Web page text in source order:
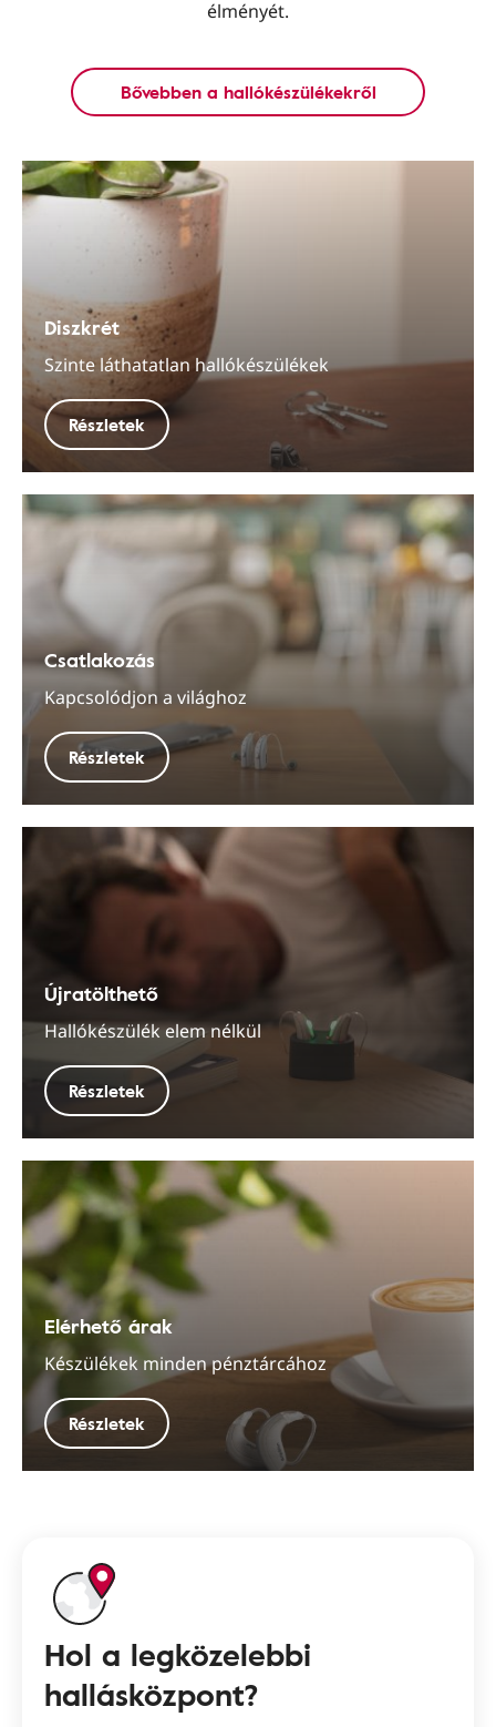
élményét.
Bővebben a hallókészülékekről
Diszkrét
Szinte láthatatlan hallókészülékek
Részletek
Csatlakozás
Kapcsolódjon a világhoz
Részletek
Újratölthető
Hallókészülék elem nélkül
Részletek
Elérhető árak
Készülékek minden pénztárcához
Részletek
Hol a legközelebbi
hallásközpont?